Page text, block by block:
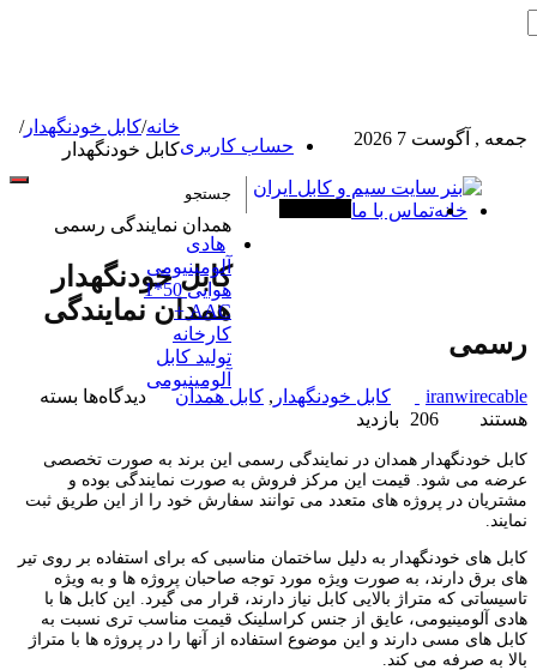
جمعه , آگوست 7 2026 حساب کاربری
خانهتماس با ما
هادی
آلومینیومی
هوایی 50*1
AAC +
کارخانه
تولید کابل
آلومینیومی
خانه/کابل خودنگهدار/
کابل خودنگهدار
همدان نمایندگی رسمی
کابل خودنگهدار
همدان نمایندگی
رسمی
iranwirecable کابل خودنگهدار , کابل همدان دیدگاه‌ها برای
همدان
نمایندگی
رسمی
بسته
هستند
206 بازدید
کابل خودنگهدار همدان در نمایندگی رسمی این برند به صورت تخصصی
عرضه می شود. قیمت این مرکز فروش به صورت نمایندگی بوده و
مشتریان در پروژه های متعدد می توانند سفارش خود را از این طریق ثبت
نمایند.
کابل های خودنگهدار به دلیل ساختمان مناسبی که برای استفاده بر روی تیر
های برق دارند، به صورت ویژه مورد توجه صاحبان پروژه ها و به ویژه
تاسیساتی که متراژ بالایی کابل نیاز دارند، قرار می گیرد. این کابل ها با
هادی آلومینیومی، عایق از جنس کراسلینک قیمت مناسب تری نسبت به
کابل های مسی دارند و این موضوع استفاده از آنها را در پروژه ها با متراژ
بالا به صرفه می کند.